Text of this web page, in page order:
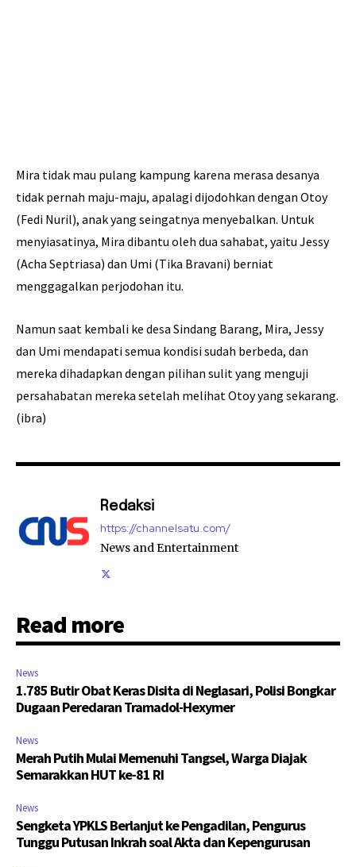
Mira tidak mau pulang kampung karena merasa desanya
tidak pernah maju-maju, apalagi dijodohkan dengan Otoy
(Fedi Nuril), anak yang seingatnya menyebalkan. Untuk
menyiasatinya, Mira dibantu oleh dua sahabat, yaitu Jessy
(Acha Septriasa) dan Umi (Tika Bravani) berniat
menggagalkan perjodohan itu.
Namun saat kembali ke desa Sindang Barang, Mira, Jessy
dan Umi mendapati semua kondisi sudah berbeda, dan
mereka dihadapkan dengan pilihan sulit yang menguji
persahabatan mereka setelah melihat Otoy yang sekarang.
(ibra)
Redaksi
https://channelsatu.com/
News and Entertainment
Read more
News
1.785 Butir Obat Keras Disita di Neglasari, Polisi Bongkar
Dugaan Peredaran Tramadol-Hexymer
News
Merah Putih Mulai Memenuhi Tangsel, Warga Diajak
Semarakkan HUT ke-81 RI
News
Sengketa YPKLS Berlanjut ke Pengadilan, Pengurus
Tunggu Putusan Inkrah soal Akta dan Kepengurusan